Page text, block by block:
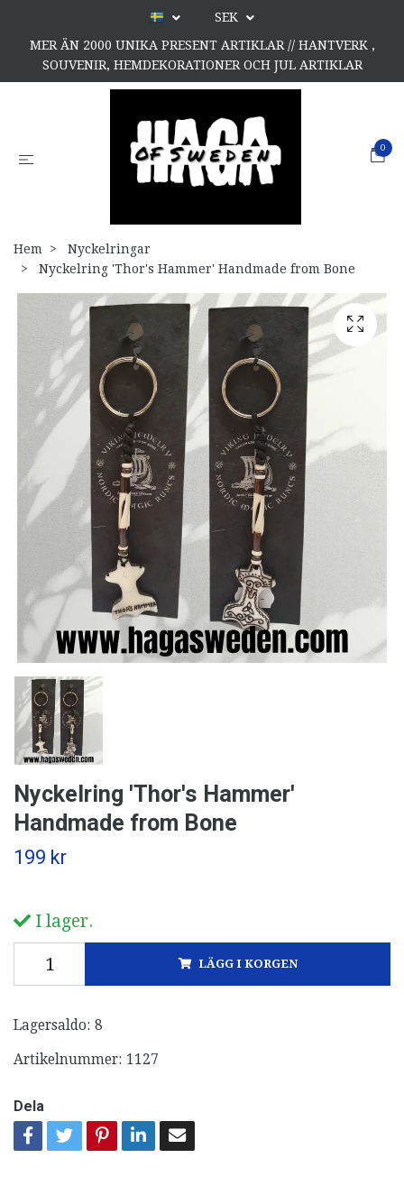
SEK
MER ÄN 2000 UNIKA PRESENT ARTIKLAR // HANTVERK ,
SOUVENIR, HEMDEKORATIONER OCH JUL ARTIKLAR
0
Hem
Nyckelringar
Nyckelring 'Thor's Hammer' Handmade from Bone
Nyckelring 'Thor's Hammer'
Handmade from Bone
199 kr
I lager.
LÄGG I KORGEN
Lagersaldo: 8
Artikelnummer: 1127
Dela